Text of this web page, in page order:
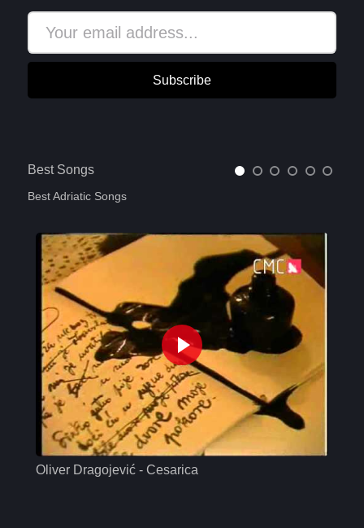
Subscribe
Best Songs
Best Adriatic Songs
Oliver Dragojević - Cesarica